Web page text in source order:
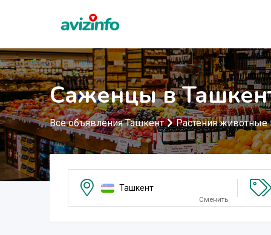
Саженцы в
Все объявления Ташкент Растения животные
Ташкент
Сменить